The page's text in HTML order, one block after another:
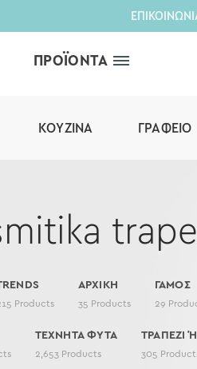
ΠΡΟΪΟΝΤΑ
ΚΟΥΖΊΝΑ ΓΡΑΦΕΊΟ
Products
ΑΡΧΙΚΗ
35 Products
ΓΑΜΟΣ
29
ΤΕΧΝΗΤΑ ΦΥΤΑ
2,653 Products
ΤΡΑΠΕΖΙ Ή
305